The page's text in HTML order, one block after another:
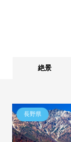
絶景
長野県